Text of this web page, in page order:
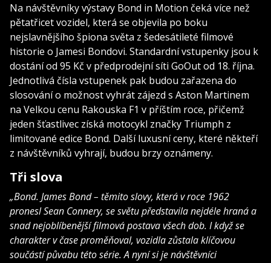
Na návštěvníky výstavy Bond in Motion čeká více než
pětatřicet vozidel, která se objevila po boku
nejslavnějšího špiona světa z šedesátileté filmové
historie o Jamesi Bondovi. Standardní vstupenky jsou k
dostání od 95 Kč v předprodejní síti GoOut od 18. října.
Jednotlivá čísla vstupenek pak budou zařazena do
slosování o možnost vyhrát zájezd s Aston Martinem
na Velkou cenu Rakouska F1 v příštím roce, přičemž
jeden šťastlivec získá motocykl značky Triumph z
limitované edice Bond. Další luxusní ceny, které někteří
z návštěvníků vyhrají, budou brzy oznámeny.
Tři slova
„Bond. James Bond – těmito slovy, která v roce 1962
pronesl Sean Connery, se světu představila nejdéle hraná a
snad nejoblíbenější filmová postava všech dob. I když se
charakter v čase proměňoval, vozidla zůstala klíčovou
součástí půvabu této série. A nyní si je návštěvníci